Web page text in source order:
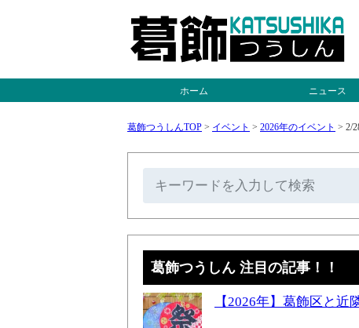
ホーム ニュース
葛飾つうしんTOP > イベント > 2026年のイベント > 2/
葛飾つうしん 注目の記事！！
【2026年】葛飾区と